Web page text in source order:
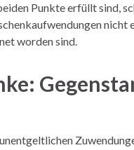
Punkte erfüllt sind,
nicht
worden sind.